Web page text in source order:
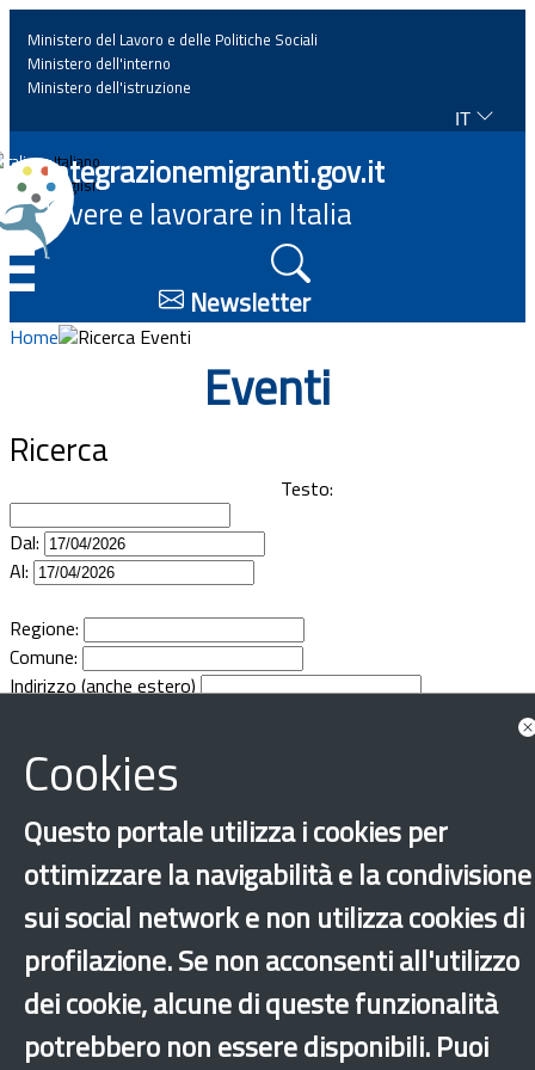
Home
News
Approfondimenti
Progetti
Documenti
Bandi
Guide
Ministero del Lavoro e delle Politiche Sociali
Ministero dell'interno
Ministero dell'istruzione
IT
Italiano
English
Integrazionemigranti.gov.it
Vivere e lavorare in Italia
Newsletter
Home Ricerca Eventi
Eventi
Ricerca
Testo:
Dal:
Al:
Regione:
Comune:
Indirizzo (anche estero)
Cookies
Questo portale utilizza i cookies per
ottimizzare la navigabilità e la condivisione
sui social network e non utilizza cookies di
profilazione. Se non acconsenti all'utilizzo
dei cookie, alcune di queste funzionalità
potrebbero non essere disponibili. Puoi